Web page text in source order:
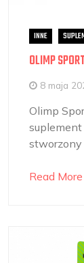
INNE
OLIMP
8 maja
Olimp
stworzony
Read More